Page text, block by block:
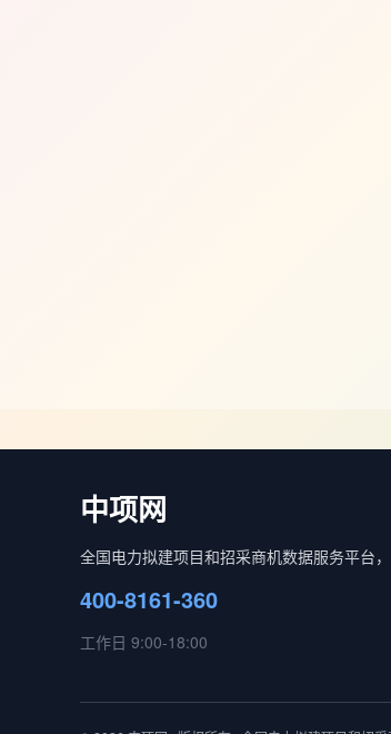
中项网
全国电力拟建项目和招采商机数据服务平台
400-8161-360
工作日 9:00-18:00